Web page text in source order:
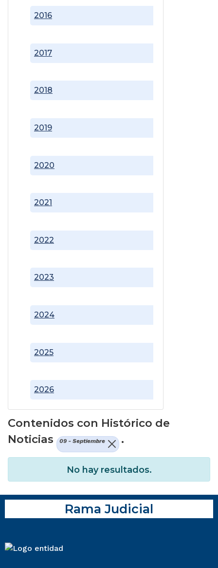
2016
2017
2018
2019
2020
2021
2022
2023
2024
2025
2026
Contenidos con Histórico de
Noticias
09 - Septiembre .
No hay resultados.
Rama Judicial